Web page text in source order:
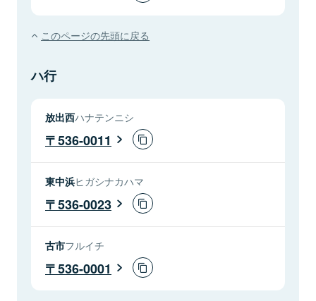
このページの先頭に戻る
ハ行
放出西ハナテンニシ
536-0011
東中浜ヒガシナカハマ
536-0023
古市フルイチ
536-0001